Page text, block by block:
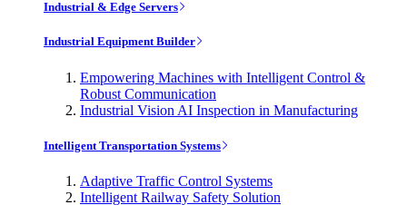
Industrial & Edge Servers
Industrial Equipment Builder
Empowering Machines with Intelligent Control &
Robust Communication
Industrial Vision AI Inspection in Manufacturing
Intelligent Transportation Systems
Adaptive Traffic Control Systems
Intelligent Railway Safety Solution